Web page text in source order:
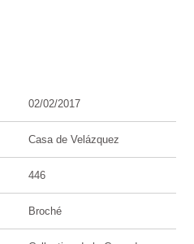
02/02/2017
Casa de Velázquez
446
Broché